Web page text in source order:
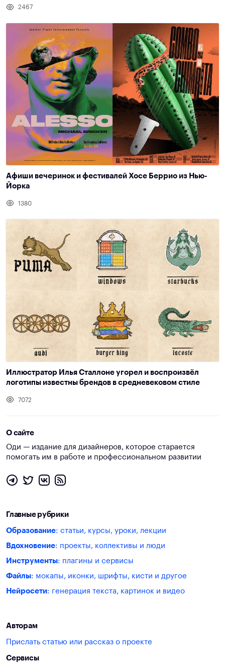
2467
Афиши вечеринок и фестивалей Хосе Беррио из Нью-
Йорка
1380
Иллюстратор Илья Сталлоне угорел и воспроизвёл
логотипы известны брендов в средневековом стиле
7072
О сайте
Оди — издание для дизайнеров, которое старается
помогать им в работе и профессиональном развитии
Главные рубрики
Образование: статьи, курсы, уроки, лекции
Вдохновение: проекты, коллективы и люди
Инструменты: плагины и сервисы
Файлы: мокапы, иконки, шрифты, кисти и другое
Нейросети: генерация текста, картинок и видео
Авторам
Прислать статью или рассказ о проекте
Сервисы